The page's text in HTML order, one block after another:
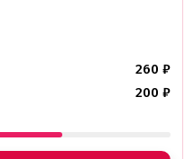
260 ₽
200 ₽